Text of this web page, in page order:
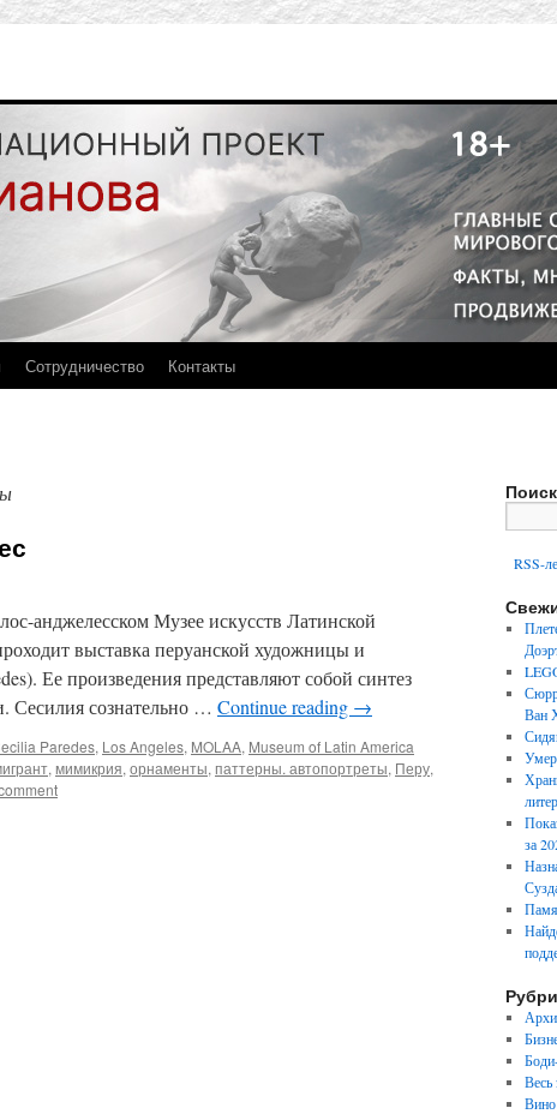
Сотрудничество Контакты
анджелесском Музее искусств Латинской
выставка перуанской художницы и
Ее произведения представляют собой синтез
Сесилия сознательно … Continue reading →
Paredes, Los Angeles, MOLAA, Museum of Latin America
, мимикрия, орнаменты, паттерны. автопортреты, Перу,
RSS-
Ван
Умер
за
Весь